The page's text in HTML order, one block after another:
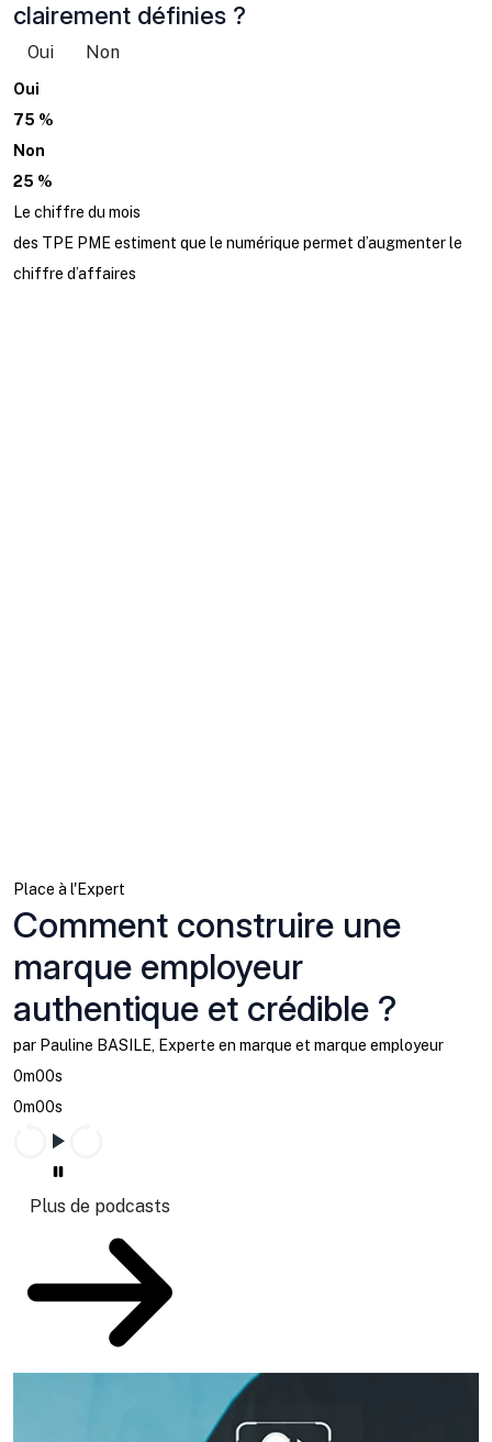
clairement définies ?
Oui Non
Oui
75 %
Non
25 %
Le chiffre du mois
des TPE PME estiment que le numérique permet d’augmenter le
chiffre d’affaires
Place à l'Expert
Comment construire une
marque employeur
authentique et crédible ?
par Pauline BASILE, Experte en marque et marque employeur
0m00s
0m00s
Plus de podcasts